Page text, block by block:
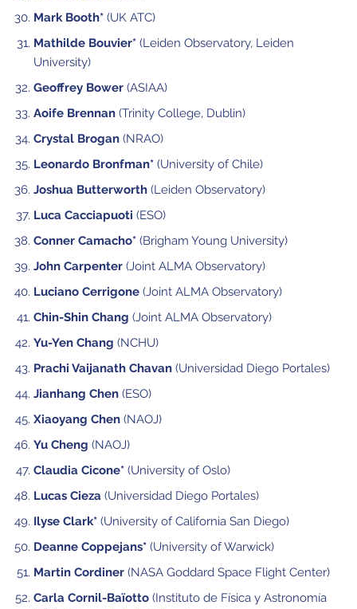
Mark Booth*(UK ATC)
Mathilde Bouvier*(Leiden Observatory, Leiden
University)
Geoffrey Bower(ASIAA)
Aoife Brennan(Trinity College, Dublin)
Crystal Brogan(NRAO)
Leonardo Bronfman*(University of Chile)
Joshua Butterworth(Leiden Observatory)
Luca Cacciapuoti (ESO)
Conner Camacho*(Brigham Young University)
John Carpenter(Joint ALMA Observatory)
Luciano Cerrigone(Joint ALMA Observatory)
Chin-Shin Chang (Joint ALMA Observatory)
Yu-Yen Chang (NCHU)
Prachi Vaijanath Chavan(Universidad Diego Portales)
Jianhang Chen(ESO)
Xiaoyang Chen(NAOJ)
Yu Cheng (NAOJ)
Claudia Cicone*(University of Oslo)
Lucas Cieza(Universidad Diego Portales)
Ilyse Clark*(University of California San Diego)
Deanne Coppejans*(University of Warwick)
Martin Cordiner(NASA Goddard Space Flight Center)
Carla Cornil-Baïotto(Instituto de Física y Astronomía